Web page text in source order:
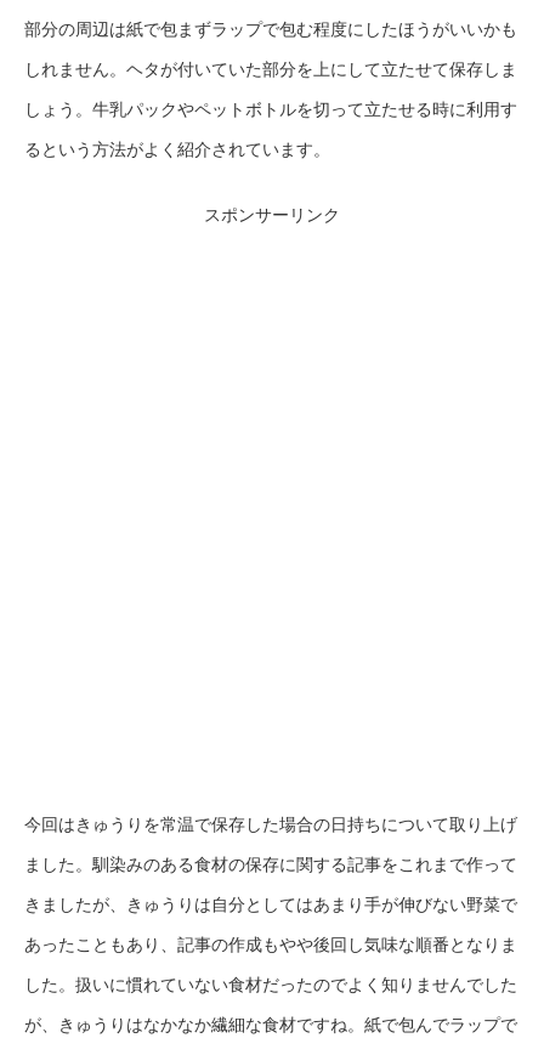
部分の周辺は紙で包まずラップで包む程度にしたほうがいいかも
しれません。ヘタが付いていた部分を上にして立たせて保存しま
しょう。牛乳パックやペットボトルを切って立たせる時に利用す
るという方法がよく紹介されています。
スポンサーリンク
今回はきゅうりを常温で保存した場合の日持ちについて取り上げ
ました。馴染みのある食材の保存に関する記事をこれまで作って
きましたが、きゅうりは自分としてはあまり手が伸びない野菜で
あったこともあり、記事の作成もやや後回し気味な順番となりま
した。扱いに慣れていない食材だったのでよく知りませんでした
が、きゅうりはなかなか繊細な食材ですね。紙で包んでラップで